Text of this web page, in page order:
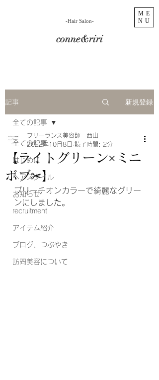
ME
NU
conne&riri
​-Hair Salon-
記事 新規登録
全ての記事
はじめに
ヘアスタイル
お知らせ
recruitment
アイテム紹介
ブログ、つぶやき
訪問美容について
全ての記事
【ライトグリーン×ミニ
ボブ✂︎】
フリーランス美容師 西山
2022年10月8日 読了時間: 2分
ブリーチオンカラーで綺麗なグリー
ンにしました。